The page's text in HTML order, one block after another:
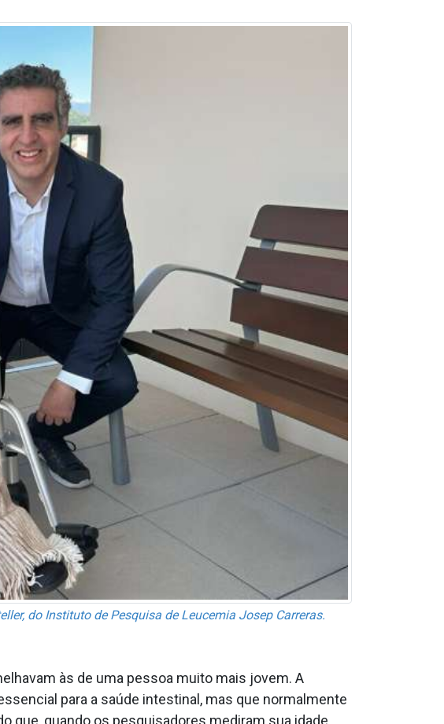
do Instituto de Pesquisa de Leucemia Josep Carreras.
às de uma pessoa muito mais jovem. A
para a saúde intestinal, mas que normalmente
que, quando os pesquisadores mediram sua idade